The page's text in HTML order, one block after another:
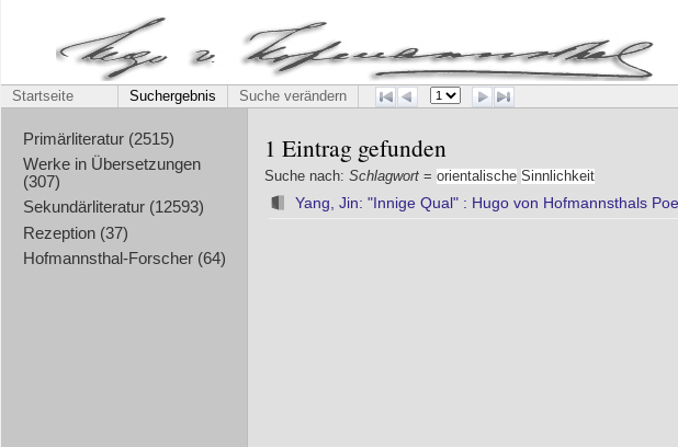
Startseite Suchergebnis Suche verändern
Primärliteratur (2515)
Werke in Übersetzungen
(307)
Sekundärliteratur (12593)
Rezeption (37)
Hofmannsthal-Forscher (64)
1 Eintrag gefunden
Suche nach: Schlagwort = orientalische Sinnlichkeit
Yang, Jin: "Innige Qual" : Hugo von Hofmannsthals